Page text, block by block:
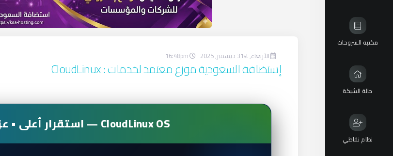
مكتبة الشروحات
حالة الشبكة
نظام نقاطي
الأربعاء, 31st ديسمبر, 2025 16:48pm
إستضافة السعودية موزع معتمد لخدمات : CloudLinux
CloudLinux OS — استقرار أعلى • عزل موارد • أداء احترافي